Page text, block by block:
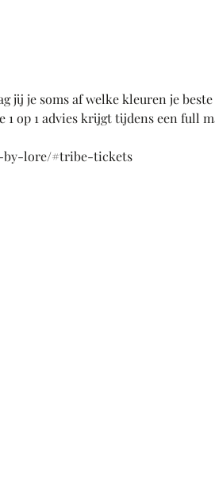
jij je soms af welke kleuren je
1 op 1 advies krijgt tijdens een full
by-lore/#tribe-tickets